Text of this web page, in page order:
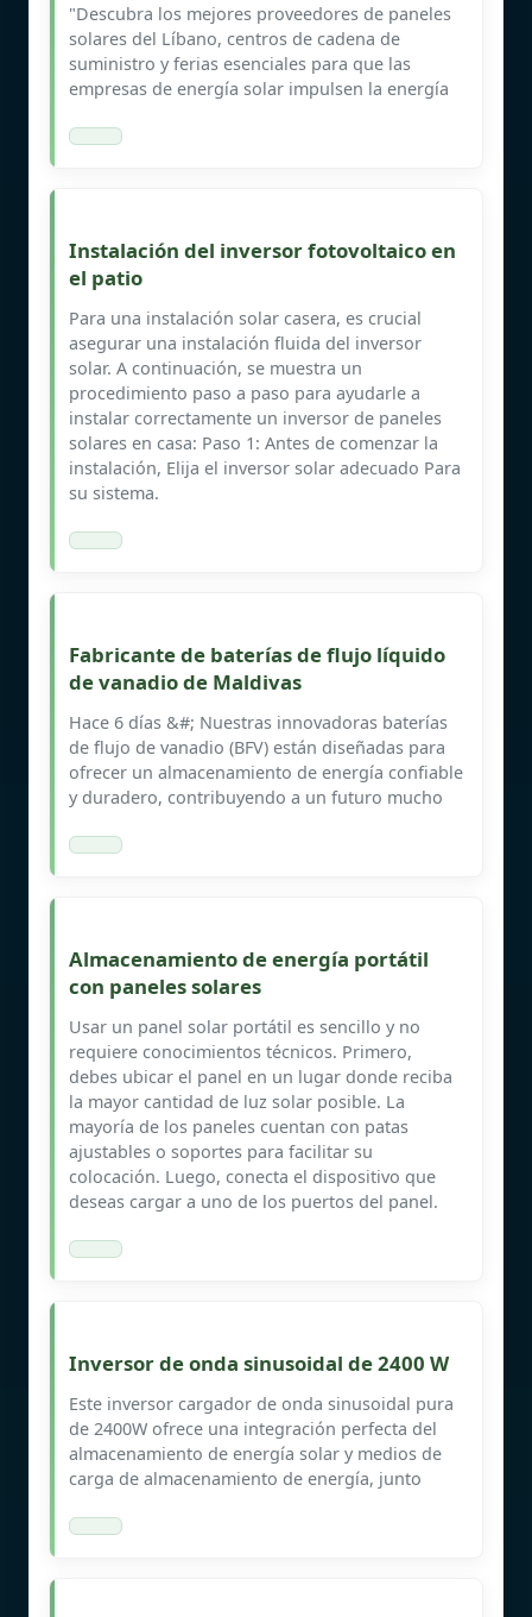
"Descubra los mejores proveedores de paneles
solares del Líbano, centros de cadena de
suministro y ferias esenciales para que las
empresas de energía solar impulsen la energía
Instalación del inversor fotovoltaico en
el patio
Para una instalación solar casera, es crucial
asegurar una instalación fluida del inversor
solar. A continuación, se muestra un
procedimiento paso a paso para ayudarle a
instalar correctamente un inversor de paneles
solares en casa: Paso 1: Antes de comenzar la
instalación, Elija el inversor solar adecuado Para
su sistema.
Fabricante de baterías de flujo líquido
de vanadio de Maldivas
Hace 6 días &#; Nuestras innovadoras baterías
de flujo de vanadio (BFV) están diseñadas para
ofrecer un almacenamiento de energía confiable
y duradero, contribuyendo a un futuro mucho
Almacenamiento de energía portátil
con paneles solares
Usar un panel solar portátil es sencillo y no
requiere conocimientos técnicos. Primero,
debes ubicar el panel en un lugar donde reciba
la mayor cantidad de luz solar posible. La
mayoría de los paneles cuentan con patas
ajustables o soportes para facilitar su
colocación. Luego, conecta el dispositivo que
deseas cargar a uno de los puertos del panel.
Inversor de onda sinusoidal de 2400 W
Este inversor cargador de onda sinusoidal pura
de 2400W ofrece una integración perfecta del
almacenamiento de energía solar y medios de
carga de almacenamiento de energía, junto